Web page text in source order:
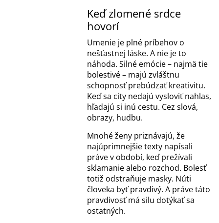
Keď zlomené srdce
hovorí
Umenie je plné príbehov o
nešťastnej láske. A nie je to
náhoda. Silné emócie – najmä tie
bolestivé – majú zvláštnu
schopnosť prebúdzať kreativitu.
Keď sa city nedajú vysloviť nahlas,
hľadajú si inú cestu. Cez slová,
obrazy, hudbu.
Mnohé ženy priznávajú, že
najúprimnejšie texty napísali
práve v období, keď prežívali
sklamanie alebo rozchod. Bolesť
totiž odstraňuje masky. Núti
človeka byť pravdivý. A práve táto
pravdivosť má silu dotýkať sa
ostatných.